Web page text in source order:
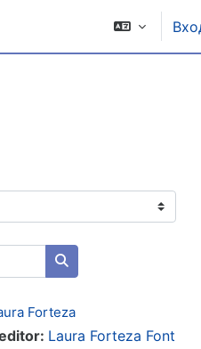
Поиск курса
Forteza
Laura Forteza Font